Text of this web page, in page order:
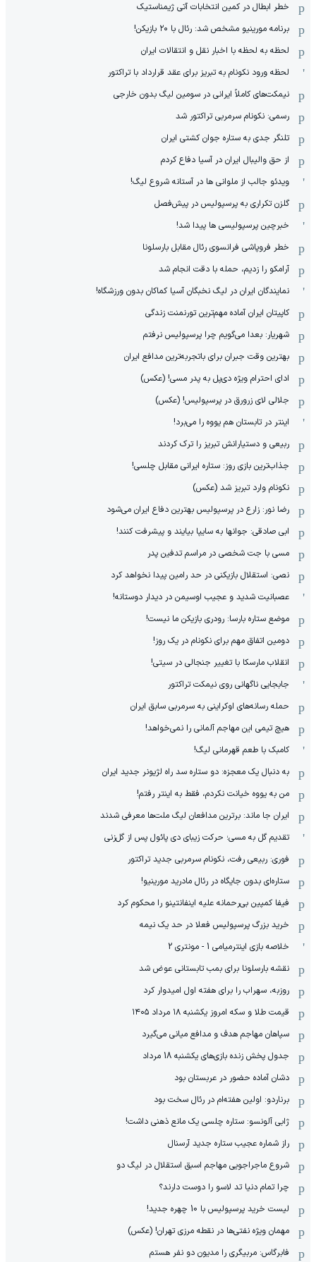
خطر ابطال در کمین انتخابات آتی ژیمناستیک
برنامه مورینیو مشخص شد: رئال با ۲۰ بازیکن!
لحظه به لحظه با اخبار نقل و انتقالات ایران
لحظه ورود نکونام به تبریز برای عقد قرارداد با تراکتور
نیمکت‌های کاملاً ایرانی در سومین لیگ بدون خارجی
رسمی: نکونام سرمربی تراکتور شد
تلنگر جدی به ستاره جوان کشتی ایران
از حق والیبال ایران در آسیا دفاع کردم
ویدئو جالب از ملوانی ها در آستانه شروع لیگ!
گلزن تکراری به پرسپولیس در پیش‌فصل
خبرچین پرسپولیسی ها پیدا شد!
خطر فروپاشی فرانسوی رئال مقابل بارسلونا
آرامکو را زدیم، حمله با دقت انجام شد
نمایندگان ایران در لیگ نخبگان آسیا کماکان بدون ورزشگاه!
کاپیتان ایران آماده مهم‌ترین تورنمنت زندگی
شهریار: بعدا می‌گویم چرا پرسپولیس نرفتم
بهترین وقت جبران برای باتجربه‌ترین مدافع ایران
ادای احترام ویژه دی‌پل به پدر مسی! (عکس)
جلالی لای زرورق در پرسپولیس! (عکس)
اینتر در تابستان هم یووه را می‌برد!
ربیعی و دستیارانش تبریز را ترک کردند
جذاب‌ترین بازی روز: ستاره ایرانی مقابل چلسی!
نکونام وارد تبریز شد (عکس)
رضا نور: زارع در پرسپولیس بهترین دفاع ایران می‌شود
ابی صادقی: جوانها به سایپا بیایند و پیشرفت کنند!
مسی با جت شخصی در مراسم تدفین پدر
نصی: استقلال بازیکنی در حد رامین پیدا نخواهد کرد
عصبانیت شدید و عجیب اوسیمن در دیدار دوستانه!
موضع ستاره بارسا: رودری بازیکن ما نیست!
دومین اتفاق مهم برای نکونام در یک روز!
انقلاب مارسکا با تغییر جنجالی در سیتی!
جابجایی ناگهانی روی نیمکت تراکتور
حمله رسانه‌های اوکراینی به سرمربی سابق ایران
هیچ‌ تیمی این مهاجم آلمانی را نمی‌خواهد!
کامبک با طعم قهرمانی لیگ!
به دنبال یک معجزه: دو ستاره سد راه لژیونر جدید ایران
من به یووه خیانت نکردم، فقط به اینتر رفتم!
ایران جا ماند: برترین مدافعان لیگ ملت‌ها معرفی شدند
تقدیم گل به مسی؛ حرکت زیبای دی پائول پس از گل‌زنی
فوری: ربیعی رفت، نکونام سرمربی جدید تراکتور
ستاره‌ای بدون جایگاه در رئال مادرید مورینیو!
فیفا کمپین بی‌رحمانه علیه اینفانتینو را محکوم کرد
خرید بزرگ پرسپولیس فعلا در حد یک نیمه
خلاصه بازی اینترمیامی 1 - مونتری 2
نقشه بارسلونا برای بمب تابستانی عوض شد
روزبه، سهراب را برای هفته اول امیدوار کرد
قیمت طلا و سکه امروز یکشنبه ۱۸ مرداد ۱۴۰۵
سپاهان مهاجم هدف و مدافع میانی می‌گیرد
جدول پخش زنده بازی‌های یکشنبه 18 مرداد
دشان آماده حضور در عربستان بود
برناردو: اولین هفته‌ام در رئال سخت بود
ژابی آلونسو: ستاره چلسی یک مانع ذهنی داشت!
راز شماره عجیب ستاره جدید آرسنال
شروع ماجراجویی مهاجم اسبق استقلال در لیگ دو
چرا تمام دنیا تد لاسو را دوست دارند؟
لیست خرید پرسپولیس با 10 چهره جدید!
مهمان‌ ویژه نفتی‌ها در نقطه مرزی تهران! (عکس)
فابرگاس: مربیگری را مدیون دو نفر هستم